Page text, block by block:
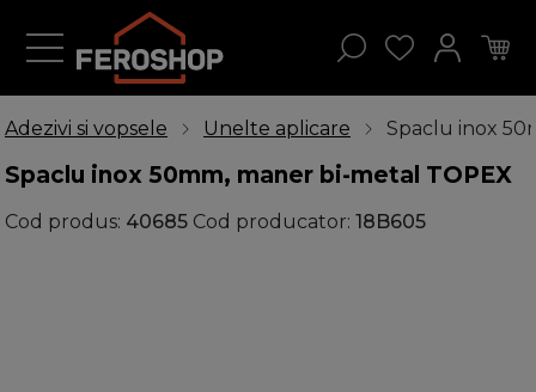
Adezivi si vopsele Unelte aplicare Spaclu inox
Spaclu inox 50mm, maner bi-metal TOPEX
Cod produs: 40685 Cod producator: 18B605